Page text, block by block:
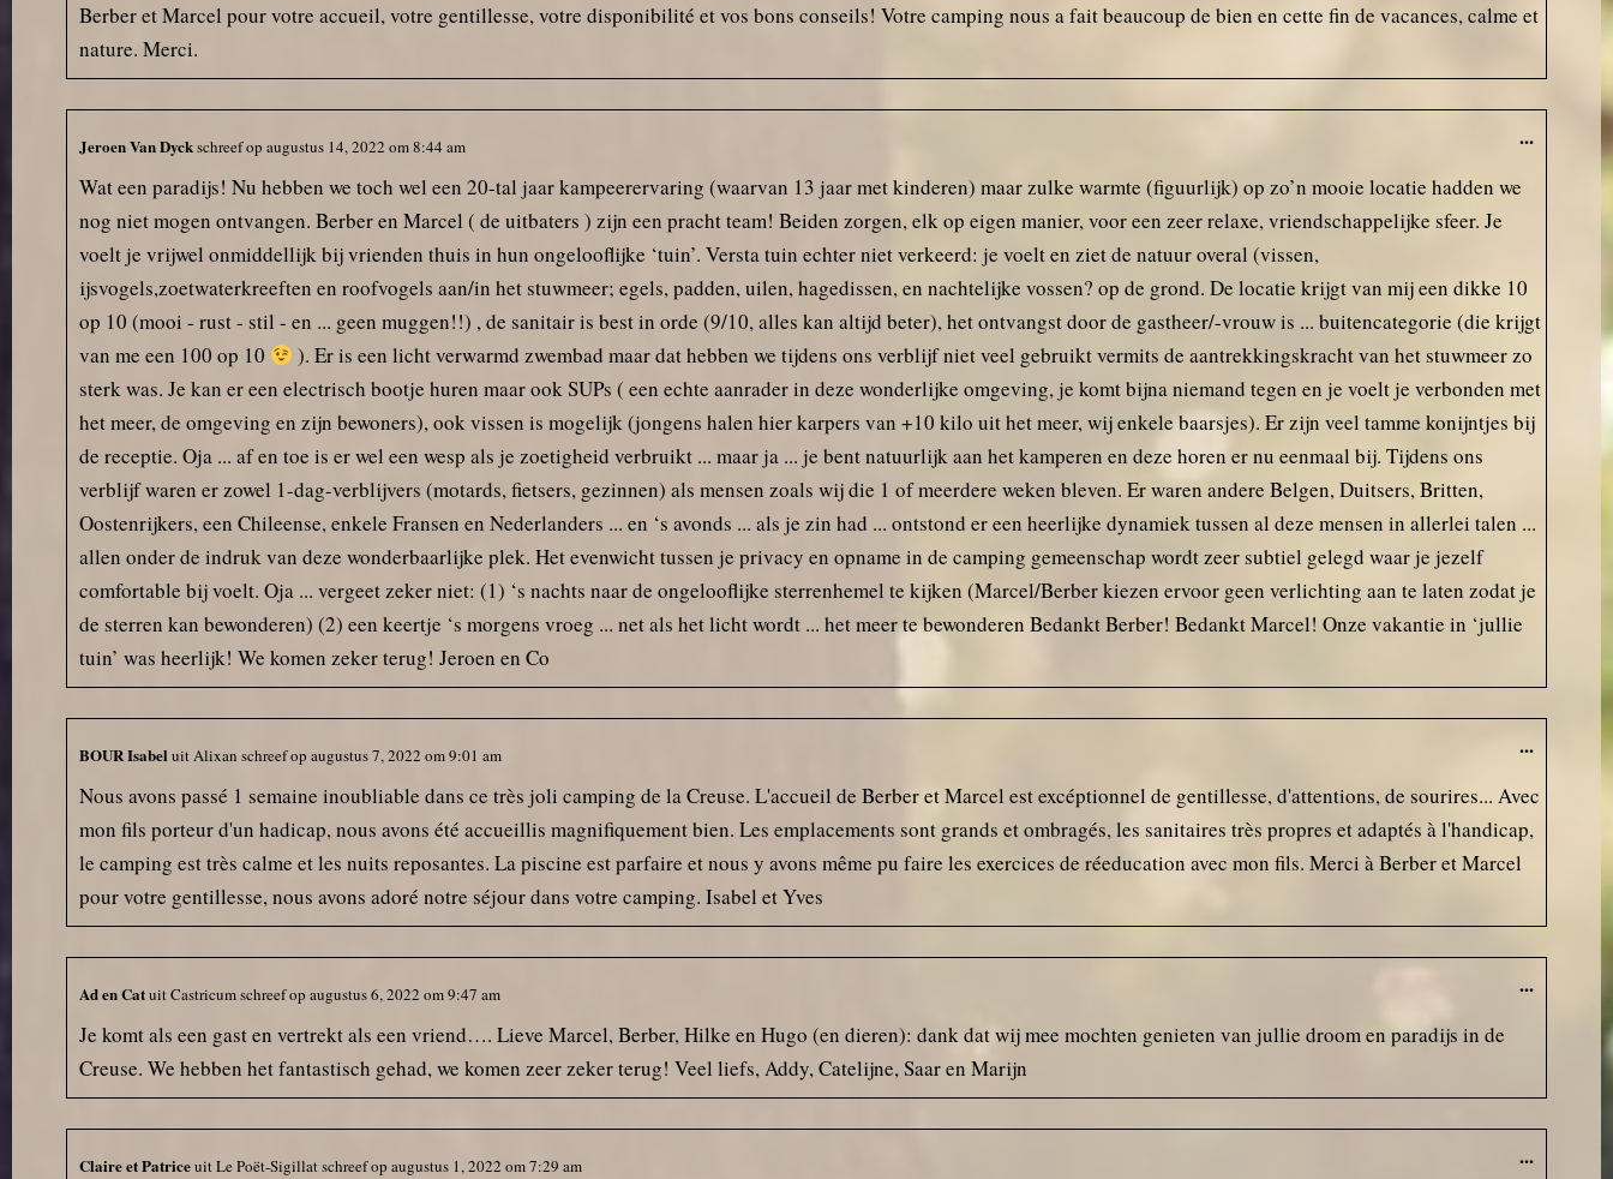
waren, kregen we meteen de
vraag of we ’s avonds wilden
aanschuiven bij de
Bij aankomst kregen we een plek
op het nieuwe veld, en de
volgende dag boden ze ons zelfs
een nog betere plek aan. We
kregen meteen een tip mee voor
een leuke brocante markt in de
buurt. Aan service dus geen
gebrek op deze camping!
De ligging aan het meer is ideaal:
we hebben heerlijk gevist, een
bootje gehuurd en natuurlijk
gezwommen. Ook het zwembad,
de broodservice, het schone
sanitair en het gezellige terras
zorgden ervoor dat we écht
konden ontspannen.
Marcel en Berber hebben onze
vakantie gered. Dankzij hen werd
een dramatische start omgezet
terug!
summer with the sun shining it
the decking or using the pool.
Berber et Marcel pour votre accueil, votre gentillesse, votre disponibilité et vos bons conseils! Votre camping nous a fait beaucoup de bien en cette fin de vacances, calme et
nature. Merci.
Jeroen Van Dyckschreef op augustus 14, 2022 om8:44 am
Wat een paradijs! Nu hebben we toch wel een 20-tal jaar kampeerervaring (waarvan 13 jaar met kinderen) maar zulke warmte (figuurlijk) op zo’n mooie locatie hadden we
nog niet mogen ontvangen. Berber en Marcel ( de uitbaters ) zijn een pracht team! Beiden zorgen, elk op eigen manier, voor een zeer relaxe, vriendschappelijke sfeer. Je
voelt je vrijwel onmiddellijk bij vrienden thuis in hun ongelooflijke ‘tuin’. Versta tuin echter niet verkeerd: je voelt en ziet de natuur overal (vissen,
ijsvogels,zoetwaterkreeften en roofvogels aan/in het stuwmeer; egels, padden, uilen, hagedissen, en nachtelijke vossen? op de grond. De locatie krijgt van mij een dikke 10
op 10 (mooi - rust - stil - en ... geen muggen!!) , de sanitair is best in orde (9/10, alles kan altijd beter), het ontvangst door de gastheer/-vrouw is ... buitencategorie (die krijgt
van me een 100 op 10
). Er is een licht verwarmd zwembad maar dat hebben we tijdens ons verblijf niet veel gebruikt vermits de aantrekkingskracht van het stuwmeer zo
sterk was. Je kan er een electrisch bootje huren maar ook SUPs ( een echte aanrader in deze wonderlijke omgeving, je komt bijna niemand tegen en je voelt je verbonden met
het meer, de omgeving en zijn bewoners), ook vissen is mogelijk (jongens halen hier karpers van +10 kilo uit het meer, wij enkele baarsjes). Er zijn veel tamme konijntjes bij
de receptie. Oja ... af en toe is er wel een wesp als je zoetigheid verbruikt ... maar ja ... je bent natuurlijk aan het kamperen en deze horen er nu eenmaal bij. Tijdens ons
verblijf waren er zowel 1-dag-verblijvers (motards, fietsers, gezinnen) als mensen zoals wij die 1 of meerdere weken bleven. Er waren andere Belgen, Duitsers, Britten,
Oostenrijkers, een Chileense, enkele Fransen en Nederlanders ... en ‘s avonds ... als je zin had ... ontstond er een heerlijke dynamiek tussen al deze mensen in allerlei talen ...
allen onder de indruk van deze wonderbaarlijke plek. Het evenwicht tussen je privacy en opname in de camping gemeenschap wordt zeer subtiel gelegd waar je jezelf
comfortable bij voelt. Oja ... vergeet zeker niet: (1) ‘s nachts naar de ongelooflijke sterrenhemel te kijken (Marcel/Berber kiezen ervoor geen verlichting aan te laten zodat je
de sterren kan bewonderen) (2) een keertje ‘s morgens vroeg ... net als het licht wordt ... het meer te bewonderen Bedankt Berber! Bedankt Marcel! Onze vakantie in ‘jullie
tuin’ was heerlijk! We komen zeker terug! Jeroen en Co
...
BOUR Isabel uitAlixan schreef op augustus 7, 2022 om9:01 am
Nous avons passé 1 semaine inoubliable dans ce très joli camping de la Creuse. L'accueil de Berber et Marcel est excéptionnel de gentillesse, d'attentions, de sourires... Avec
mon fils porteur d'un hadicap, nous avons été accueillis magnifiquement bien. Les emplacements sont grands et ombragés, les sanitaires très propres et adaptés à l'handicap,
le camping est très calme et les nuits reposantes. La piscine est parfaire et nous y avons même pu faire les exercices de réeducation avec mon fils. Merci à Berber et Marcel
pour votre gentillesse, nous avons adoré notre séjour dans votre camping. Isabel et Yves
...
Ad en CatuitCastricumschreef op augustus 6, 2022 om9:47 am
Je komt als een gast en vertrekt als een vriend…. Lieve Marcel, Berber, Hilke en Hugo (en dieren): dank dat wij mee mochten genieten van jullie droom en paradijs in de
Creuse. We hebben het fantastisch gehad, we komen zeer zeker terug! Veel liefs, Addy, Catelijne, Saar en Marijn
...
Claire et PatriceuitLe Poët-Sigillatschreef op augustus 1, 2022 om7:29 am ...